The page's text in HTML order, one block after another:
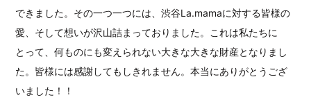
できました。その一つ一つには、渋谷La.mamaに対する皆様の
愛、そして想いが沢山詰まっておりました。これは私たちに
とって、何ものにも変えられない大きな大きな財産となりまし
た。皆様には感謝してもしきれません。本当にありがとうござ
いました！！